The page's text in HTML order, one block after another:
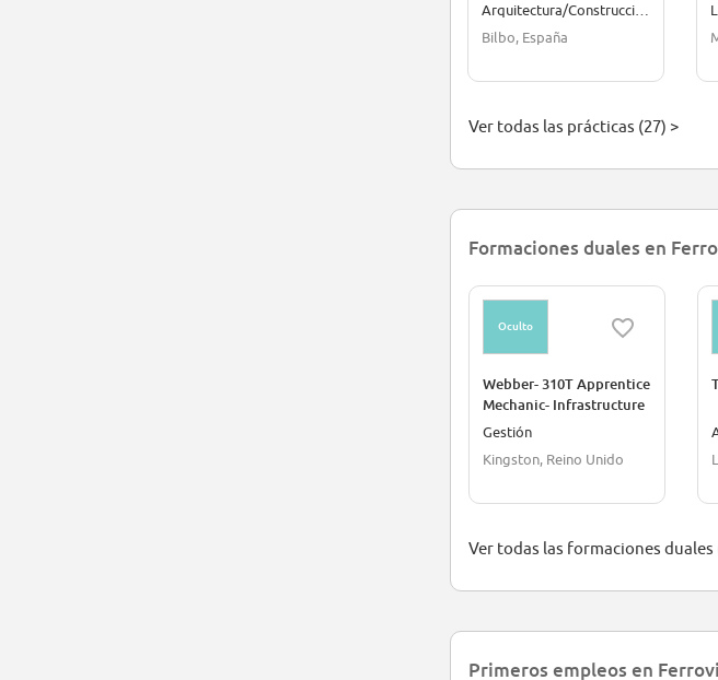
Bilbo, España
Ver todas las prácticas (27) >
Formaciones duales en
Oculto
Webber- 310T Apprentice
Mechanic- Infrastructure
Management
Gestión
Kingston, Reino Unido
Ver todas las formaciones duales
Primeros empleos en